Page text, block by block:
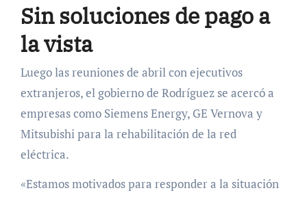
Sin soluciones de pago a
la vista
Luego las reuniones de abril con ejecutivos
extranjeros, el gobierno de Rodríguez se acercó a
empresas como Siemens Energy, GE Vernova y
Mitsubishi para la rehabilitación de la red
eléctrica.
«Estamos motivados para responder a la situación